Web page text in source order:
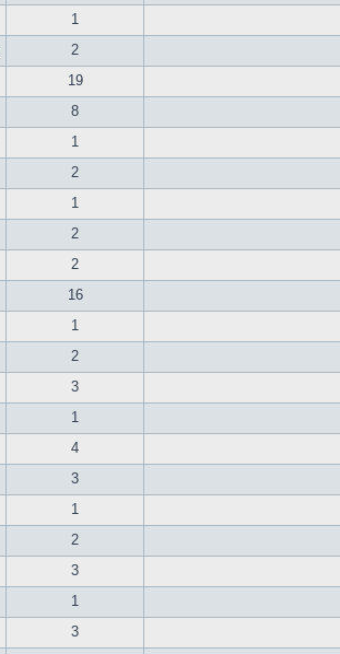
1
2
19
8
1
2
1
2
2
16
1
2
3
1
4
3
1
2
3
1
3